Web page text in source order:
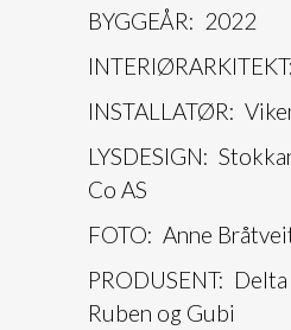
BYGGEÅR: 2022
INSTALLATØR:
LYSDESIGN:
Co AS
FOTO: Anne
PRODUSENT:
Ruben og Gubi